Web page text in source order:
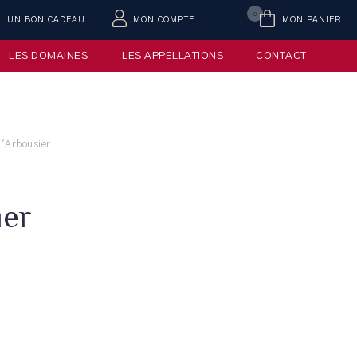
UN BON CADEAU MON COMPTE MON PANIER
0
LES DOMAINES LES APPELLATIONS CONTACT